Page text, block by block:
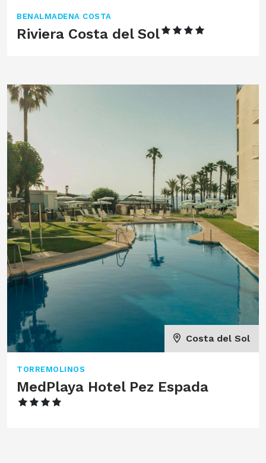
BENALMADENA COSTA
Riviera Costa del Sol
Costa del Sol
TORREMOLINOS
MedPlaya Hotel Pez Espada